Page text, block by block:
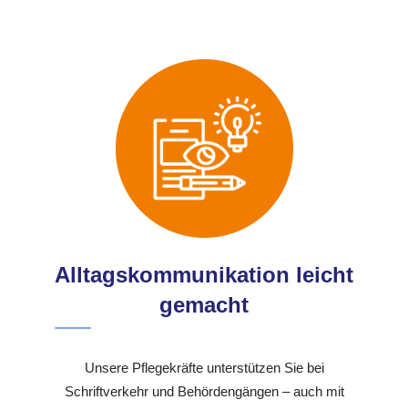
Alltagskommunikation leicht
gemacht
Unsere Pflegekräfte unterstützen Sie bei
Schriftverkehr und Behördengängen – auch mit